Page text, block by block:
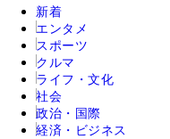
新着
エンタメ
スポーツ
クルマ
ライフ・文化
社会
政治・国際
経済・ビジネス